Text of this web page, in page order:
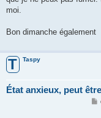
moi.
Bon dimanche également
T Taspy
État anxieux, peut